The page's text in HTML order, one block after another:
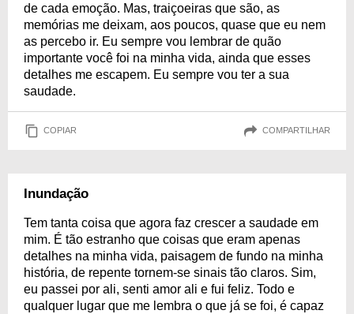
de cada emoção. Mas, traiçoeiras que são, as
memórias me deixam, aos poucos, quase que eu nem
as percebo ir. Eu sempre vou lembrar de quão
importante você foi na minha vida, ainda que esses
detalhes me escapem. Eu sempre vou ter a sua
saudade.
COPIAR COMPARTILHAR
Inundação
Tem tanta coisa que agora faz crescer a saudade em
mim. É tão estranho que coisas que eram apenas
detalhes na minha vida, paisagem de fundo na minha
história, de repente tornem-se sinais tão claros. Sim,
eu passei por ali, senti amor ali e fui feliz. Todo e
qualquer lugar que me lembra o que já se foi, é capaz